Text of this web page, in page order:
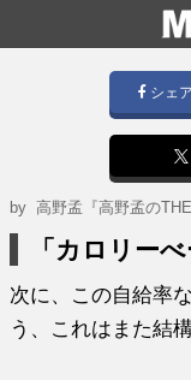
シェア
by高野孟『高野孟の
「カロリー
次に、この自給率
う、これはまた結